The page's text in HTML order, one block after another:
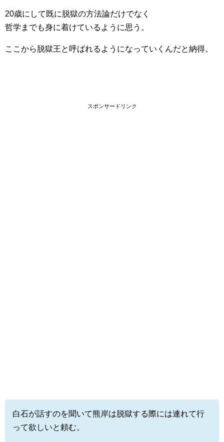
20歳にして既に脱獄の方法論だけでなく
哲学までも身に着けているように思う。
ここから脱獄王と呼ばれるようになっていくんだと納得。
スポンサードリンク
白石が話すのを聞いて熊岸は脱獄する際には連れて行
って欲しいと頼む。